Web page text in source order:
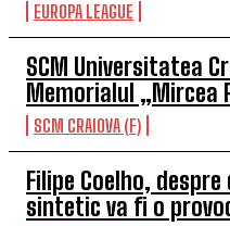
EUROPA LEAGUE
SCM Universitatea
Memorialul „Mircea
SCM CRAIOVA (F)
Filipe Coelho, despre
sintetic va fi o